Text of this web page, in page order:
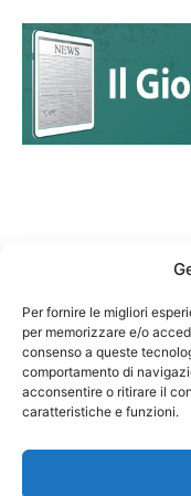
Per fornire le migliori
per memorizzare e/o
consenso a queste
comportamento di
acconsentire o ritirare il
caratteristiche e funzioni.
Federazione
Responsabile